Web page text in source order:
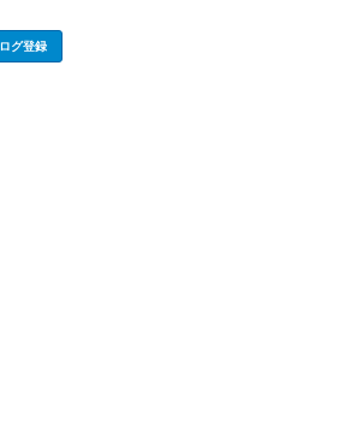
グ登録